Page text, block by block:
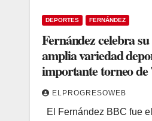
DEPORTES FERNÁNDEZ
Fernández celebra
amplia variedad
importante torneo
ELPROGRESOWEB
​El Fernández BBC fue